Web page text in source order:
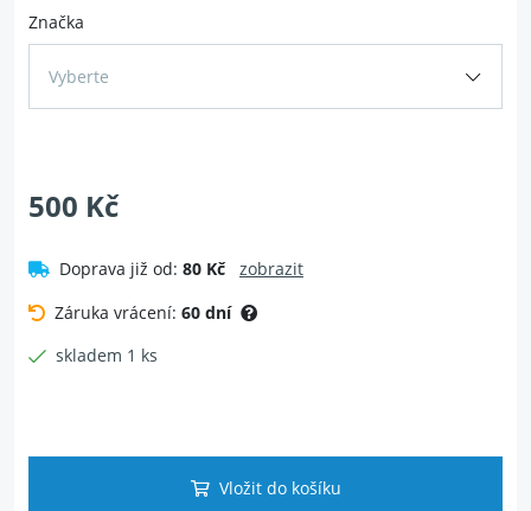
Značka
Vyberte
500 Kč
Doprava již od: 80 Kč
zobrazit
Záruka vrácení: 60 dní
skladem 1 ks
Vložit do košíku